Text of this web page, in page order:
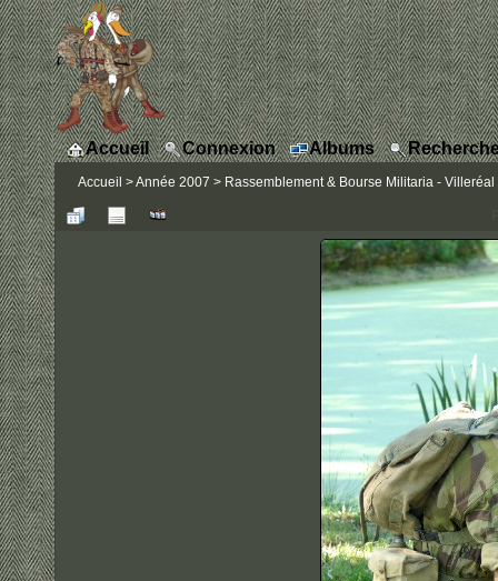
Accueil Connexion Albums
Accueil >Année 2007 > Rassemblement & Bourse Militaria - Villeréal